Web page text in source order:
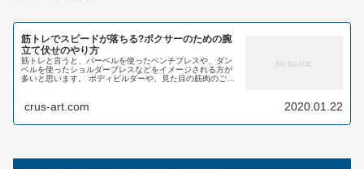
筋トレでスピードが落ちる?ボクサーのための腕
立て伏せのやり方
筋トレと言うと、バーベルを使ったベンチプレスや、ダン
ベルを使ったショルダープレスなどをイメージされる方が
多いと思います。 ボディビルダーや、見た目の筋肉のごつ
crus-art.com 2020.01.22